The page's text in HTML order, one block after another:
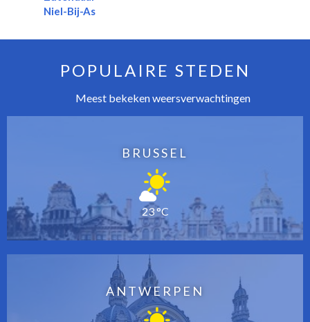
Niel-Bij-As
POPULAIRE STEDEN
Meest bekeken weersverwachtingen
BRUSSEL
23 °C
ANTWERPEN